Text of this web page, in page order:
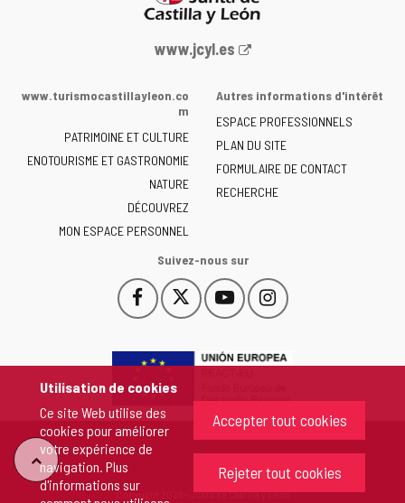
Utilisation de cookies
Ce site Web utilise des
cookies pour améliorer
votre expérience de
navigation. Plus
d'informations sur
Accepter tout cookies
Rejeter tout cookies
Portail
la
de
Castilla
y
León
-
www.jcyl.es
www.turismocastillayleon.co
m
PATRIMOINE ET CULTURE
ENOTOURISME ET GASTRONOMIE
NATURE
DÉCOUVREZ
MON ESPACE PERSONNEL
Autres informations d'intérêt
ESPACE PROFESSIONNELS
PLAN DU SITE
FORMULAIRE DE CONTACT
RECHERCHE
Suivez-nous sur
Facebook
Este
enlace
abrirá
una
ventana
nueva.
Este
enlace
abrirá
ventana
nueva.
YouTube
Este
enlace
abrirá
ventana
nueva.
Instagram
Este
enlace
abrirá
ventana
nueva.
"Retour
Copyright 2026 - Junta de Castilla y León